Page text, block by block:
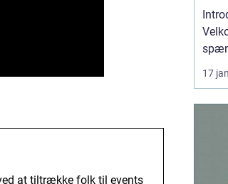
at tiltrække folk til events
17